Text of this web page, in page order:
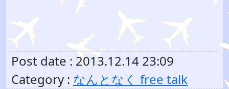
Post date : 2013.12.14 23:09
Category : なんとなく free talk